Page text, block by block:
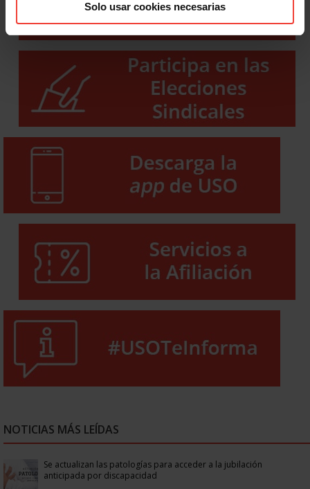
Solo usar cookies necesarias
NOTICIAS MÁS LEÍDAS
Se actualizan las patologías para acceder a la jubilación
anticipada por discapacidad